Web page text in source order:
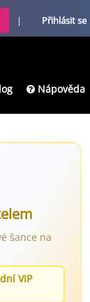
| Přihlásit se
Nápověda
šance na
VIP